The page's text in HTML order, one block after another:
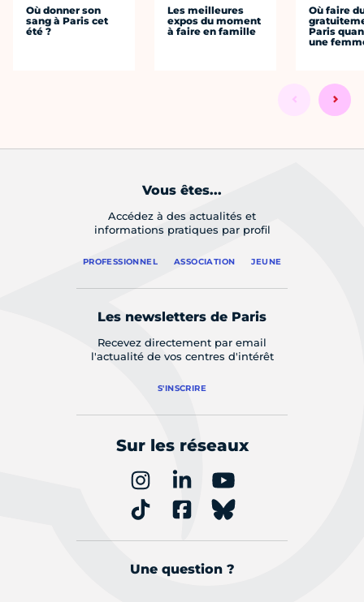
Où donner son
sang à Paris cet
été ?
Les meilleures
expos du moment
à faire en famille
Où faire
Paris
une
Vous êtes...
Accédez à des actualités et
informations pratiques par profil
PROFESSIONNEL ASSOCIATION JEUNE
Les newsletters de Paris
Recevez directement par email
l'actualité de vos centres d'intérêt
S'INSCRIRE
Sur les réseaux
Une question ?